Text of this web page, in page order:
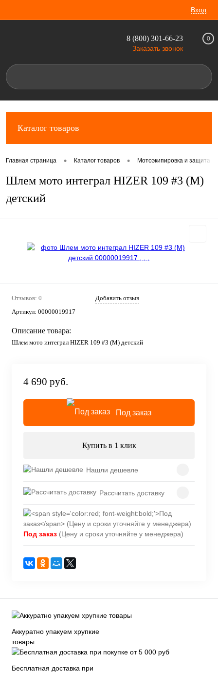
Вход
8 (800) 301-66-23
Заказать звонок
0
Каталог товаров
Главная страница • Каталог товаров • Мотоэкипировка и защита
Шлем мото интеграл HIZER 109 #3 (M)
детский
Отзывов: 0
Добавить отзыв
Артикул: 00000019917
Описание товара:
Шлем мото интеграл HIZER 109 #3 (M) детский
4 690 руб.
Под заказ
Купить в 1 клик
Нашли дешевле
Рассчитать доставку
Под заказ (Цену и сроки уточняйте у менеджера)
Аккуратно упакуем хрупкие
товары
Бесплатная доставка при